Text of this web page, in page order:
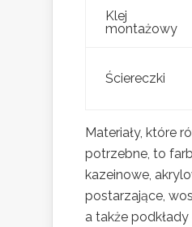
Klej
montażowy
Ściereczki
Materiały, które
potrzebne, to
kazeinowe,
postarzające,
a także